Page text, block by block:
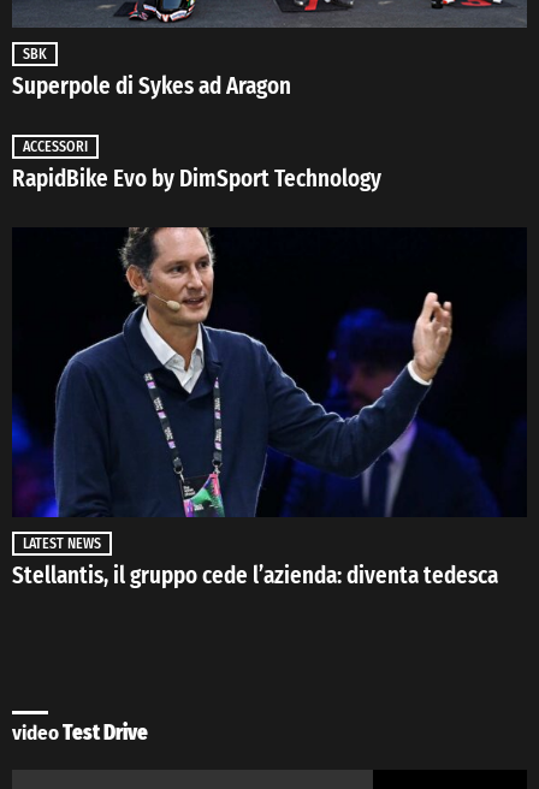
SBK
Superpole di Sykes ad Aragon
ACCESSORI
RapidBike Evo by DimSport Technology
LATEST NEWS
Stellantis, il gruppo cede l’azienda: diventa tedesca
videoTest Drive